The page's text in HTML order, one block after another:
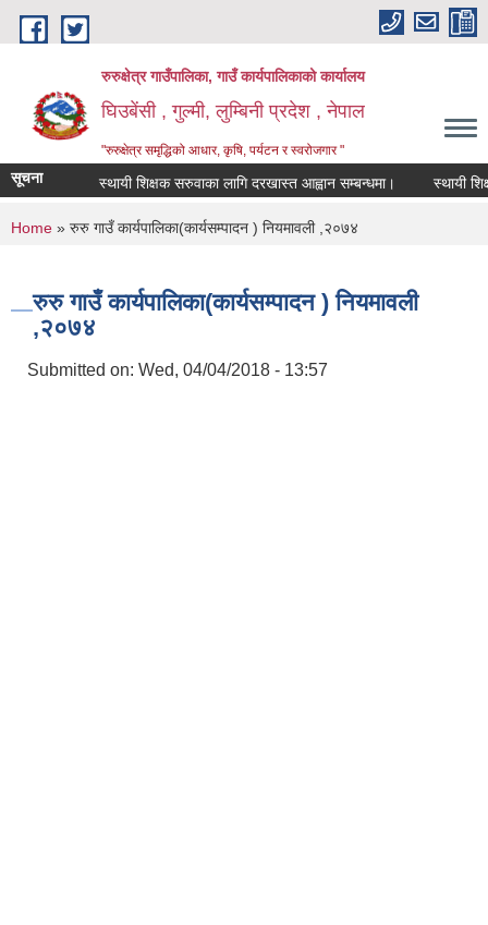
Skip to main content
रुरुक्षेत्र गाउँपालिका, गाउँ कार्यपालिकाको कार्यालय
घिउबेंसी , गुल्मी, लुम्बिनी प्रदेश , नेपाल
"रुरुक्षेत्र समृद्धिको आधार, कृषि, पर्यटन र स्वरोजगार "
सूचना स्थायी शिक्षक सरुवाका लागि दरखास्त आह्वान सम्बन्धमा। स्थायी शिक्षक
You are here
Home » रुरु गाउँ कार्यपालिका(कार्यसम्पादन ) नियमावली ,२०७४
रुरु गाउँ कार्यपालिका(कार्यसम्पादन ) नियमावली
,२०७४
Submitted on: Wed, 04/04/2018 - 13:57